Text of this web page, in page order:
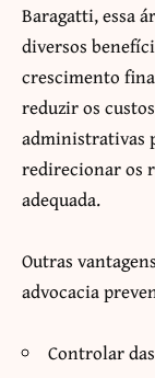
Baragatti, essa
diversos
crescimento
reduzir os
administrativas
redirecionar os
adequada.
Outras
advocacia
Controlar